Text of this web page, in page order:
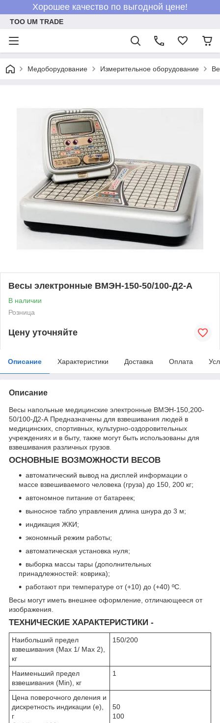
Хорошее качество по выгодной цене!
ТОО UM TRADE
Медоборудование Измерительное оборудование
Весы электронные ВМЭН-150-50/100-Д2-А
В наличии
Розница
Цену уточняйте
Описание Характеристики Доставка Оплата
Описание
Весы напольные медицинские электронные ВМЭН-150,200-
50/100-Д2-А Предназначены для взвешивания людей в
медицинских, спортивных, культурно-оздоровительных
учреждениях и в быту, также могут быть использованы для
взвешивания различных грузов.
ОСНОВНЫЕ ВОЗМОЖНОСТИ ВЕСОВ
автоматический вывод на дисплей информации о
массе взвешиваемого человека (груза) до 150, 200 кг;
автономное питание от батареек;
выносное табло управления длина шнура до 3 м;
индикация ЖКИ;
экономный режим работы;
автоматическая установка нуля;
выборка массы тары (дополнительных
принадлежностей: коврика);
работают при температуре от (+10) до (+40) ºС.
Весы могут иметь внешнее оформление, отличающееся от
изображения.
ТЕХНИЧЕСКИЕ ХАРАКТЕРИСТИКИ -
Наибольший предел
взвешивания (Мах 1/ Мах 2),
кг
150/200
Наименьший предел
взвешивания (Min), кг
1
Цена поверочного деления и
дискретность индикации (е),
г
50
100